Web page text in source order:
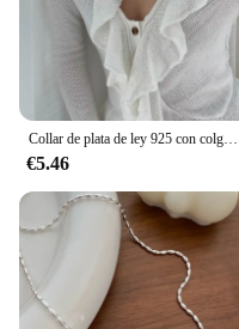
Collar de plata de ley 925 con colgante de corazón, Gargantilla Simple, regalo de fiesta de cumpleaños, joyería para mujer, nuevo
€5.46